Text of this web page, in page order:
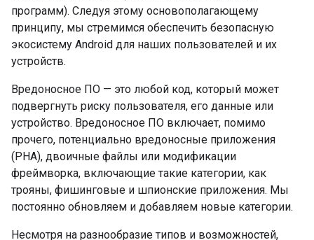
программ). Следуя этому основополагающему
принципу, мы стремимся обеспечить безопасную
экосистему Android для наших пользователей и их
устройств.
Вредоносное ПО — это любой код, который может
подвергнуть риску пользователя, его данные или
устройство. Вредоносное ПО включает, помимо
прочего, потенциально вредоносные приложения
(PHA), двоичные файлы или модификации
фреймворка, включающие такие категории, как
трояны, фишинговые и шпионские приложения. Мы
постоянно обновляем и добавляем новые категории.
Несмотря на разнообразие типов и возможностей,